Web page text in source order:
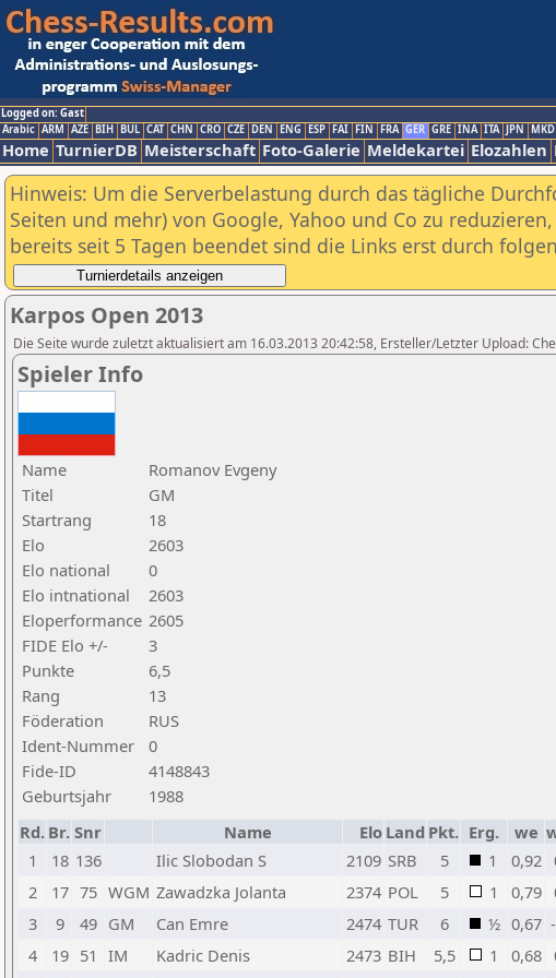
Logged on: Gast
Arabic ARM AZE BIH BUL CAT CHN CRO CZE DEN ENG ESP FAI FIN FRA GER GRE INA ITA JPN MKD
Home TurnierDB Meisterschaft Foto-Galerie Meldekartei Elozahlen
Hinweis: Um die Serverbelastung durch das tägliche
Seiten und mehr) von Google, Yahoo und Co zu
bereits seit 5 Tagen beendet sind die Links erst durch
Karpos Open 2013
Die Seite wurde zuletzt aktualisiert am 16.03.2013 20:42:58, Ersteller/Letzter Upload:
Spieler Info
Name
Romanov Evgeny
Titel
GM
Startrang
18
Elo
2603
Elo national
0
Elo intnational
2603
Eloperformance 2605
FIDE Elo +/-
3
Punkte
6,5
Rang
13
Föderation
RUS
Ident-Nummer
0
Fide-ID
4148843
Geburtsjahr
1988
Rd. Br. Snr Name Elo Land Pkt. Erg. we
1
18 136 Ilic Slobodan S 2109 SRB 5 1 0,92
2
17 75 WGM Zawadzka Jolanta 2374 POL 5 1 0,79
3
9 49 GM Can Emre 2474 TUR 6 ½ 0,67
4
19 51 IM Kadric Denis 2473 BIH 5,5 1 0,68